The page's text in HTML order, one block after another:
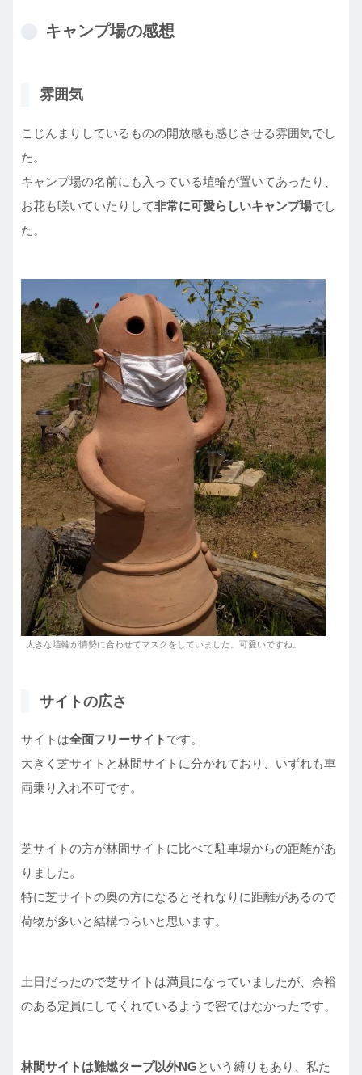
キャンプ場の感想
雰囲気
こじんまりしているものの開放感も感じさせる雰囲気でし
た。
キャンプ場の名前にも入っている埴輪が置いてあったり、
お花も咲いていたりして非常に可愛らしいキャンプ場でし
た。
大きな埴輪が情勢に合わせてマスクをしていました。可愛いですね。
サイトの広さ
サイトは全面フリーサイト です。
大きく芝サイトと林間サイトに分かれており、いずれも車
両乗り入れ不可です。
芝サイトの方が林間サイトに比べて駐車場からの距離があ
りました。
特に芝サイトの奥の方になるとそれなりに距離があるので
荷物が多いと結構つらいと思います。
土日だったので芝サイトは満員になっていましたが、余裕
のある定員にしてくれているようで密ではなかったです。
林間サイトは難燃タープ以外NGという縛りもあり、私た